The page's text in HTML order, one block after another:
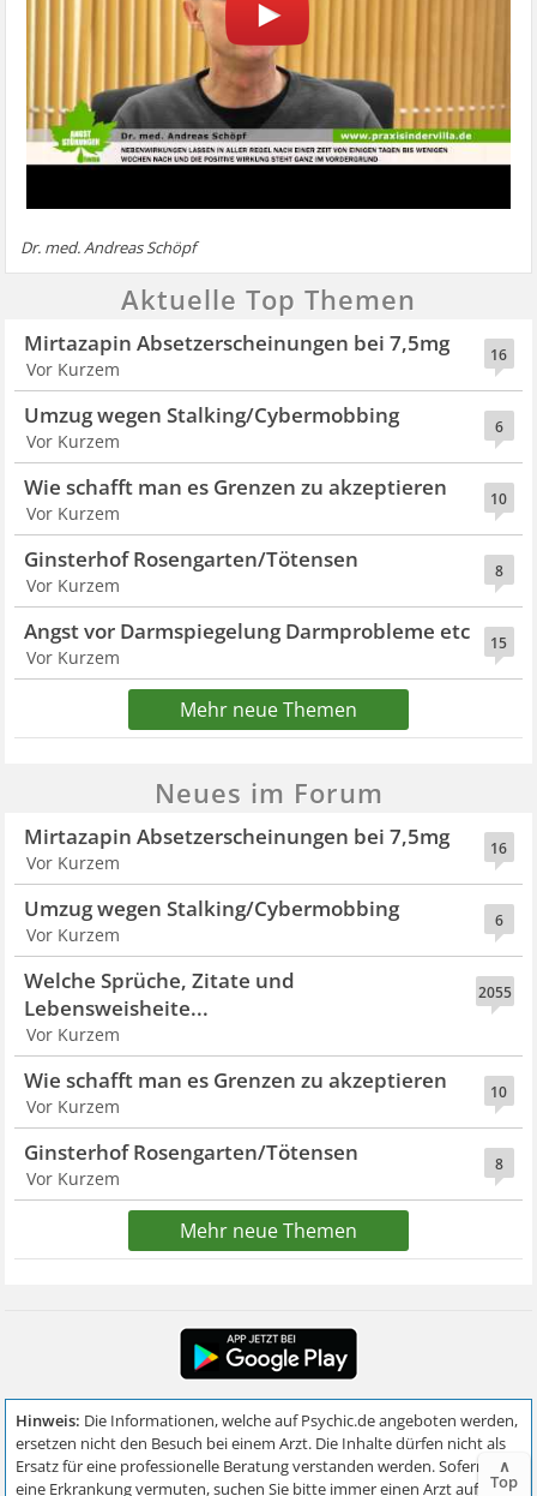
Dr. med. Andreas Schöpf
Aktuelle Top Themen
16
Mirtazapin Absetzerscheinungen bei 7,5mg
Vor Kurzem
6
Umzug wegen Stalking/Cybermobbing
Vor Kurzem
10
Wie schafft man es Grenzen zu akzeptieren
Vor Kurzem
8
Ginsterhof Rosengarten/Tötensen
Vor Kurzem
15
Angst vor Darmspiegelung Darmprobleme etc
Vor Kurzem
Mehr neue Themen
Neues im Forum
16
Mirtazapin Absetzerscheinungen bei 7,5mg
Vor Kurzem
6
Umzug wegen Stalking/Cybermobbing
Vor Kurzem
2055
Welche Sprüche, Zitate und
Lebensweisheite...
Vor Kurzem
10
Wie schafft man es Grenzen zu akzeptieren
Vor Kurzem
8
Ginsterhof Rosengarten/Tötensen
Vor Kurzem
Mehr neue Themen
∧
Top